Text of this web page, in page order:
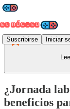
Suscribirse Iniciar
¿Jornada
beneficios